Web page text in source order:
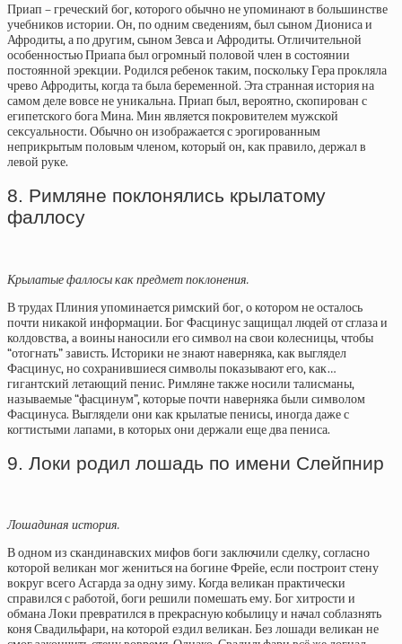
Приап – греческий бог, которого обычно не упоминают в большинстве
учебников истории. Он, по одним сведениям, был сыном Диониса и
Афродиты, а по другим, сыном Зевса и Афродиты. Отличительной
особенностью Приапа был огромный половой член в состоянии
постоянной эрекции. Родился ребенок таким, поскольку Гера прокляла
чрево Афродиты, когда та была беременной. Эта странная история на
самом деле вовсе не уникальна. Приап был, вероятно, скопирован с
египетского бога Мина. Мин является покровителем мужской
сексуальности. Обычно он изображается с эрогированным
неприкрытым половым членом, который он, как правило, держал в
левой руке.
8. Римляне поклонялись крылатому
фаллосу
Крылатые фаллосы как предмет поклонения.
В трудах Плиния упоминается римский бог, о котором не осталось
почти никакой информации. Бог Фасцинус защищал людей от сглаза и
колдовства, а воины наносили его символ на свои колесницы, чтобы
“отогнать” зависть. Историки не знают наверняка, как выглядел
Фасцинус, но сохранившиеся символы показывают его, как…
гигантский летающий пенис. Римляне также носили талисманы,
называемые “фасцинум”, которые почти наверняка были символом
Фасцинуса. Выглядели они как крылатые пенисы, иногда даже с
когтистыми лапами, в которых они держали еще два пениса.
9. Локи родил лошадь по имени Слейпнир
Лошадиная история.
В одном из скандинавских мифов боги заключили сделку, согласно
которой великан мог жениться на богине Фрейе, если построит стену
вокруг всего Асгарда за одну зиму. Когда великан практически
справился с работой, боги решили помешать ему. Бог хитрости и
обмана Локи превратился в прекрасную кобылицу и начал соблазнять
коня Свадильфари, на которой ездил великан. Без лошади великан не